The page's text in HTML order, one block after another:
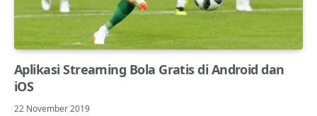
Aplikasi Streaming Bola Gratis di Android dan
iOS
22 November 2019